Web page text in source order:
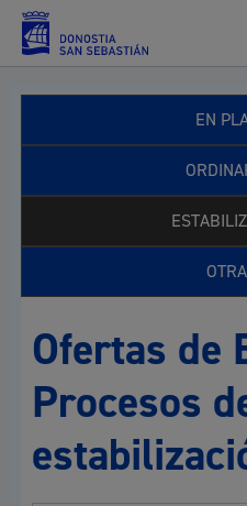
EN
Ofertas de
Procesos